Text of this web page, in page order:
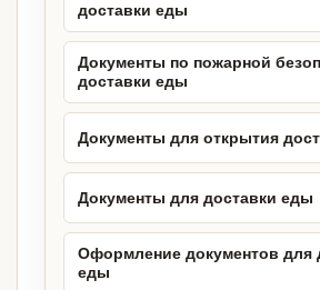
доставки еды
Документы по пожарной
доставки еды
Документы для открытия
Документы для доставки еды
Оформление документов для
еды